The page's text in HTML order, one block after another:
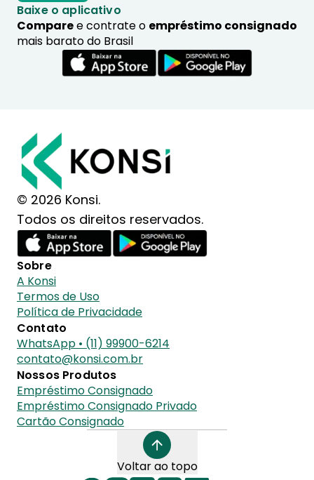
Baixe o aplicativo
Comparee contrate o empréstimo consignado
mais barato do Brasil
© 2026 Konsi.
Todos os direitos reservados.
Sobre
A Konsi
Termos de Uso
Política de Privacidade
Contato
WhatsApp • (11) 99900-6214
contato@konsi.com.br
Nossos Produtos
Empréstimo Consignado
Empréstimo Consignado Privado
Cartão Consignado
Voltar ao topo